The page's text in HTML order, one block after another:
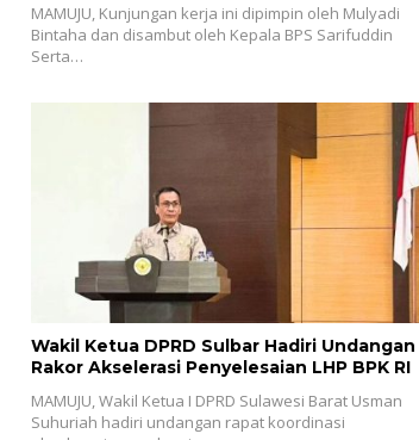
MAMUJU, Kunjungan kerja ini dipimpin oleh Mulyadi
Bintaha dan disambut oleh Kepala BPS Sarifuddin
Serta…
Wakil Ketua DPRD Sulbar Hadiri Undangan
Rakor Akselerasi Penyelesaian LHP BPK RI
MAMUJU, Wakil Ketua I DPRD Sulawesi Barat Usman
Suhuriah hadiri undangan rapat koordinasi